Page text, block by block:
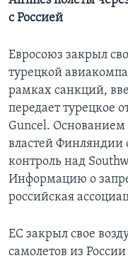
Языки
с Россией
Евросоюз закрыл
турецкой
рамках санкций,
передает турецкое
Guncel.
властей Финляндии
контроль над
Информацию о
российская
ЕС закрыл свое
самолетов из